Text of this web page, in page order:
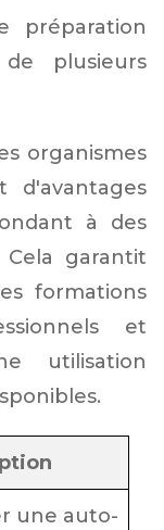
préparation
plusieurs
organismes
d'avantages
à des
garantit
formations
et
utilisation
une auto-